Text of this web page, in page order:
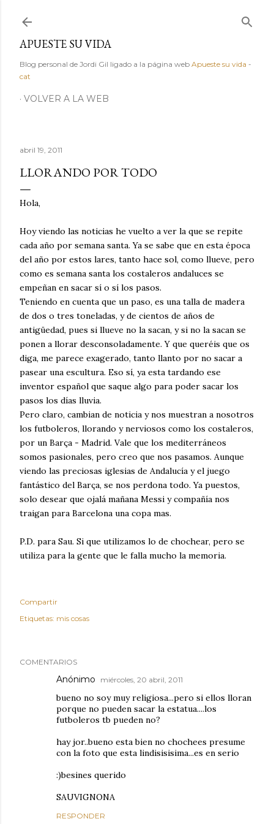
APUESTE SU VIDA
Blog personal de Jordi Gil ligado a la página web Apueste su vida -
cat
VOLVER A LA WEB
abril 19, 2011
LLORANDO POR TODO
Hola,
Hoy viendo las noticias he vuelto a ver la que se repite
cada año por semana santa. Ya se sabe que en esta época
del año por estos lares, tanto hace sol, como llueve, pero
como es semana santa los costaleros andaluces se
empeñan en sacar sí o sí los pasos.
Teniendo en cuenta que un paso, es una talla de madera
de dos o tres toneladas, y de cientos de años de
antigüedad, pues si llueve no la sacan, y si no la sacan se
ponen a llorar desconsoladamente. Y que queréis que os
diga, me parece exagerado, tanto llanto por no sacar a
pasear una escultura. Eso sí, ya esta tardando ese
inventor español que saque algo para poder sacar los
pasos los días lluvia.
Pero claro, cambian de noticia y nos muestran a nosotros
los futboleros, llorando y nerviosos como los costaleros,
por un Barça - Madrid. Vale que los mediterráneos
somos pasionales, pero creo que nos pasamos. Aunque
viendo las preciosas iglesias de Andalucía y el juego
fantástico del Barça, se nos perdona todo. Ya puestos,
solo desear que ojalá mañana Messi y compañía nos
traigan para Barcelona una copa mas.
P.D. para Sau. Si que utilizamos lo de chochear, pero se
utiliza para la gente que le falla mucho la memoria.
Compartir
Etiquetas: mis cosas
COMENTARIOS
Anónimo miércoles, 20 abril, 2011
bueno no soy muy religiosa...pero si ellos lloran
porque no pueden sacar la estatua....los
futboleros tb pueden no?
hay jor..bueno esta bien no chochees presume
con la foto que esta lindisisisima...es en serio
:)besines querido
SAUVIGNONA
RESPONDER